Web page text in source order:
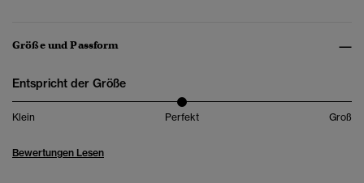
Größe und Passform
Entspricht der Größe
Klein Perfekt Groß
Bewertungen Lesen